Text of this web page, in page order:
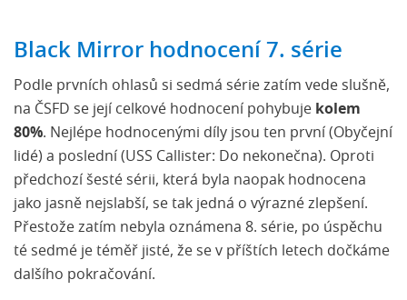
Black Mirror hodnocení 7. série
Podle prvních ohlasů si sedmá série zatím vede slušně,
na ČSFD se její celkové hodnocení pohybuje kolem
80%. Nejlépe hodnocenými díly jsou ten první (Obyčejní
lidé) a poslední (USS Callister: Do nekonečna). Oproti
předchozí šesté sérii, která byla naopak hodnocena
jako jasně nejslabší, se tak jedná o výrazné zlepšení.
Přestože zatím nebyla oznámena 8. série, po úspěchu
té sedmé je téměř jisté, že se v příštích letech dočkáme
dalšího pokračování.